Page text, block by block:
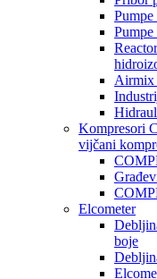
Airmix
Kompresori
vijčani
Elcometer
boje